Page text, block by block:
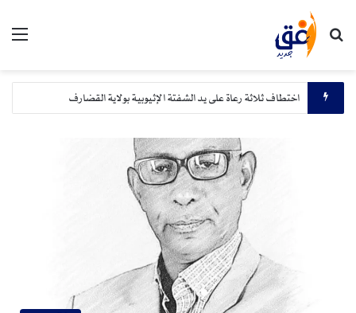
بحث عن
اختطاف ثلاثة رعاة على يد الشفتة الإثيوبية بولاية القضارف